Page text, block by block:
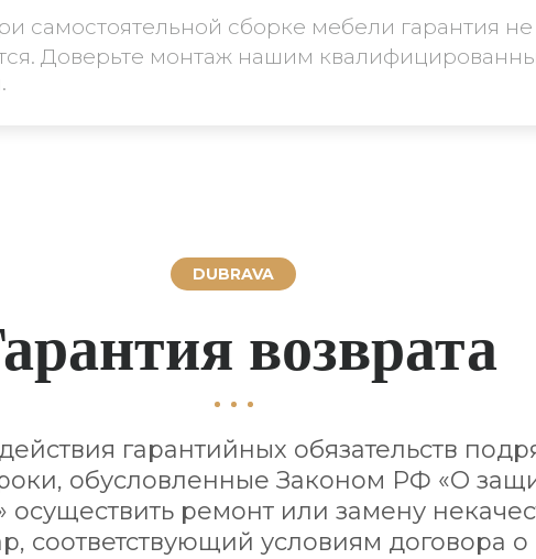
самостоятельной сборке мебели гарантия не
Доверьте монтаж нашим
DUBRAVA
возврата
гарантийных обязательств
обусловленные Законом РФ «О
осуществить ремонт или замену
соответствующий условиям договора о